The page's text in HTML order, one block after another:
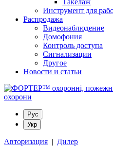
Такелаж
Инструмент для
Распродажа
Видеонаблюдение
Домофония
Контроль доступа
Сигнализации
Другое
Новости и статьи
Рус
Укр
Авторизация | Дилер